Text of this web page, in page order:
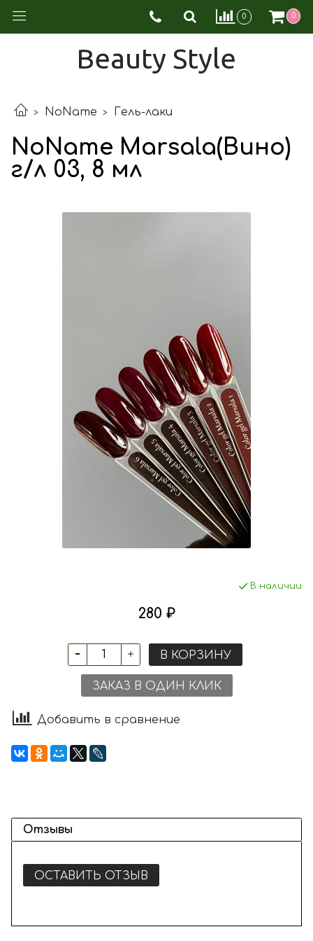
0 0
Beauty Style
NoName Гель-лаки
NoName Marsala(Вино)
г/л 03, 8 мл
В наличии
280 ₽
В КОРЗИНУ
ЗАКАЗ В ОДИН КЛИК
Добавить в сравнение
Отзывы
ОСТАВИТЬ ОТЗЫВ